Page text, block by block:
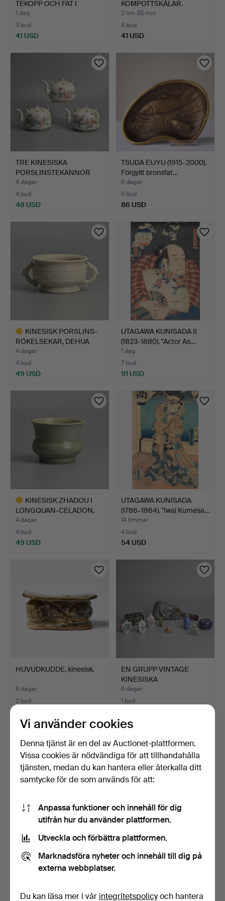
TEKOPP OCH FAT I
BLÅVITT PO…
1 dag
3 bud
41 USD
KOMPOTTSKÅLAR.
2 tim 35 min
4 bud
41 USD
TRE KINESISKA
PORSLINSTEKANNOR
MED LOCK, F…
4 dagar
4 bud
48 USD
TSUDA EIJYU (1915-2000).
Förgyllt bronsfat…
6 dagar
6 bud
86 USD
KINESISK PORSLINS-
RÖKELSEKAR, DEHUA
BLANC-…
4 dagar
4 bud
49 USD
UTAGAWA KUNISADA II
(1823-1880). "Actor As…
1 dag
7 bud
91 USD
KINESISK ZHADOU I
LONGQUAN-CELADON,
MÖJLIG…
4 dagar
4 bud
49 USD
UTAGAWA KUNISADA
(1786–1864). "Iwai Kumesa…
14 timmar
4 bud
54 USD
HUVUDKUDDE, kinesisk.
6 dagar
2 bud
EN GRUPP VINTAGE
KINESISKA
SNUSFLASKOR, CL…
6 dagar
1 bud
KOKESHI DOCKOR, 2 st,
6 dagar
JAPANISCHE SCHULE.
7 dagar
Vi använder cookies
Denna tjänst är en del av Auctionet-plattformen.
Vissa cookies är nödvändiga för att tillhandahålla
tjänsten, medan du kan hantera eller återkalla ditt
samtycke för de som används för att:
Anpassa funktioner och innehåll för dig
utifrån hur du använder plattformen.
Utveckla och förbättra plattformen.
Marknadsföra nyheter och innehåll till dig på
externa webbplatser.
Du kan läsa mer i vår integritetspolicyoch hantera